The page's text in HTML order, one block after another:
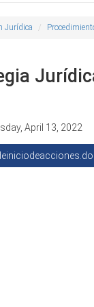
Jurídica
April 13, 2022